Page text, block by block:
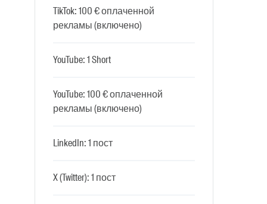
TikTok: 100 € оплаченной
рекламы (включено)
YouTube: 1 Short
YouTube: 100 € оплаченной
рекламы (включено)
LinkedIn: 1 пост
X (Twitter): 1 пост